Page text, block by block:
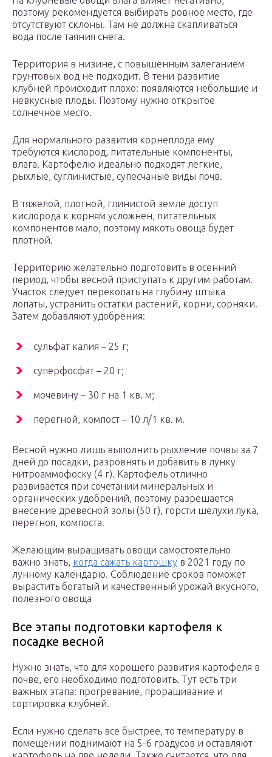
поэтому рекомендуется выбирать ровное место, где
отсутствуют склоны. Там не должна скапливаться
вода после таяния снега.
Территория в низине, с повышенным залеганием
грунтовых вод не подходит. В тени развитие
клубней происходит плохо: появляются небольшие и
невкусные плоды. Поэтому нужно открытое
солнечное место.
Для нормального развития корнеплода ему
требуются кислород, питательные компоненты,
влага. Картофелю идеально подходят легкие,
рыхлые, суглинистые, супесчаные виды почв.
В тяжелой, плотной, глинистой земле доступ
кислорода к корням усложнен, питательных
компонентов мало, поэтому мякоть овоща будет
плотной.
Территорию желательно подготовить в осенний
период, чтобы весной приступать к другим работам.
Участок следует перекопать на глубину штыка
лопаты, устранить остатки растений, корни, сорняки.
Затем добавляют удобрения:
сульфат калия – 25 г;
суперфосфат – 20 г;
мочевину – 30 г на 1 кв. м;
перегной, компост – 10 л/1 кв. м.
Весной нужно лишь выполнить рыхление почвы за 7
дней до посадки, разровнять и добавить в лунку
нитроаммофоску (4 г). Картофель отлично
развивается при сочетании минеральных и
органических удобрений, поэтому разрешается
внесение древесной золы (50 г), горсти шелухи лука,
перегноя, компоста.
Желающим выращивать овощи самостоятельно
важно знать, когда сажать картошку в 2021 году по
лунному календарю. Соблюдение сроков поможет
вырастить богатый и качественный урожай вкусного,
полезного овоща
Все этапы подготовки картофеля к
посадке весной
Нужно знать, что для хорошего развития картофеля в
почве, его необходимо подготовить. Тут есть три
важных этапа: прогревание, проращивание и
сортировка клубней.
Если нужно сделать все быстрее, то температуру в
помещении поднимают на 5-6 градусов и оставляют